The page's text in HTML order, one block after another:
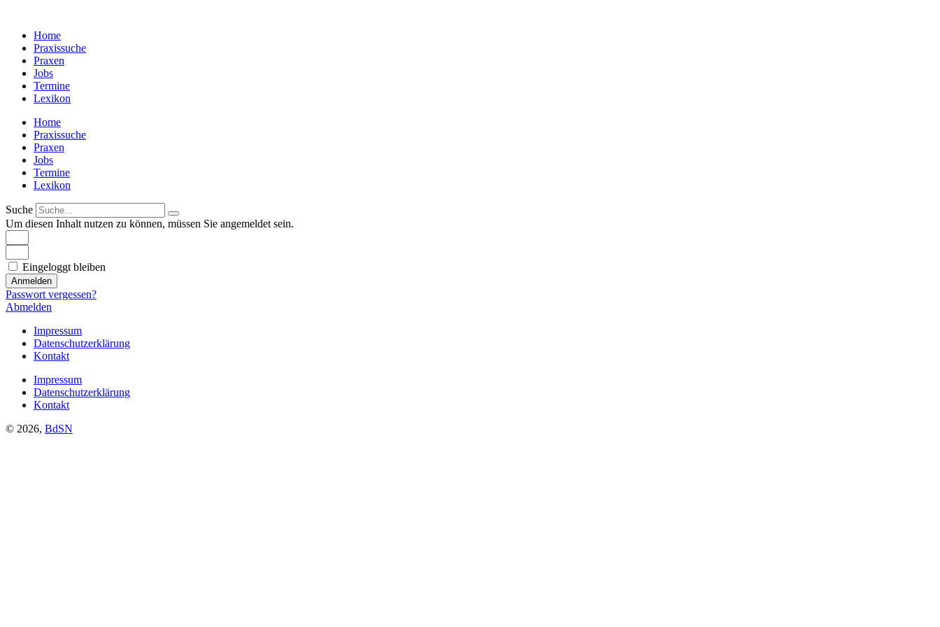
wechselnHome
Praxissuche
Praxen
Jobs
Termine
Lexikon
Home
Praxissuche
Praxen
Jobs
Termine
Lexikon
Suche
Um diesen Inhalt nutzen zu können, müssen Sie angemeldet sein.
Eingeloggt bleiben
Anmelden
Passwort vergessen?
Abmelden
Impressum
Datenschutzerklärung
Kontakt
Impressum
Datenschutzerklärung
Kontakt
© 2026, BdSN